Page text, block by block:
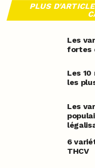
PLUS
Les
fortes
Les
les
Les
6
THCV